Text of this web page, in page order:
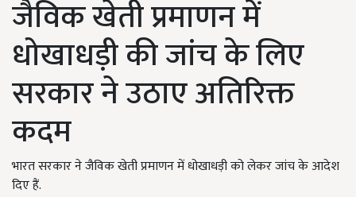
जैविक खेती प्रमाणन में
धोखाधड़ी की जांच के लिए
सरकार ने उठाए अतिरिक्त
कदम
भारत सरकार ने जैविक खेती प्रमाणन में धोखाधड़ी को लेकर जांच के आदेश
दिए हैं.